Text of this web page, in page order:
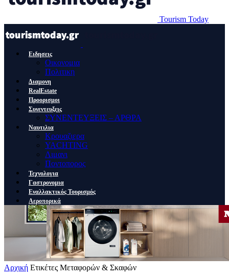
Tourism Today
Ειδησεις
Οικονομια
Πολιτικη
Διαμονη
RealEstate
Προορισμοι
Συνεντευξεις
ΣΥΝΕΝΤΕΥΞΕΙΣ – ΑΡΘΡΑ
Ναυτιλια
Κρουαζιερα
YACHTING
Λιμανι
Ποντοπορος
Τεχνολογια
Γαστρονομια
Εναλλακτικός Τουρισμός
Αεροπορικά
Αρχική Ετικέτες Μεταφορών & Σκαφών